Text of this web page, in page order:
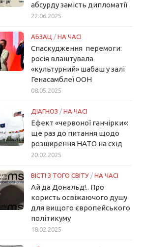
абсурду замість дипломатії
22.06.2025
АБЗАЦ / НА ЧАСІ
Спаскудження перемоги:
росія влаштувала
«культурний» шабаш у залі
Генасамблеї ООН
08.05.2025
ДІАГНОЗ / НА ЧАСІ
Ефект «червоної ганчірки»:
ще раз до питання щодо
розширення НАТО на схід
20.02.2025
ВІСТІ З ТОГО СВІТУ / НА ЧАСІ
Ай да Дональд!.. Про
користь освіжаючого душу
для вищого європейського
політикуму
18.02.2025